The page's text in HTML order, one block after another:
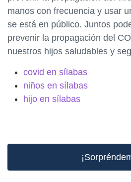
manos con frecuencia y usar
se está en público. Juntos
prevenir la propagación del
nuestros hijos saludables y
covid en sílabas
niños en sílabas
hijo en sílabas